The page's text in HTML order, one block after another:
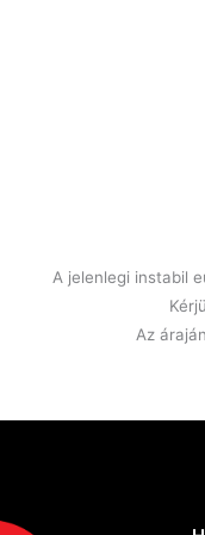
A jelenlegi instabil
Az